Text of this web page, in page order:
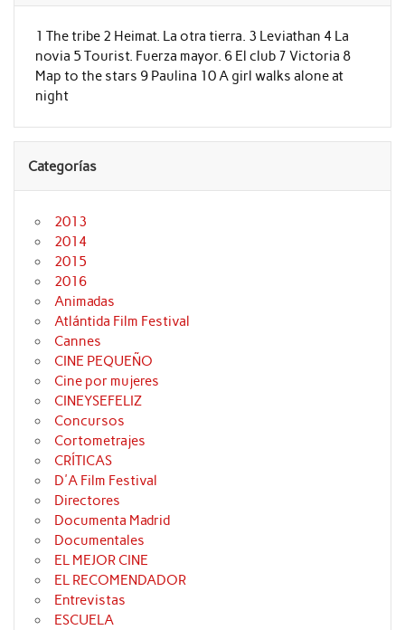
1 The tribe 2 Heimat. La otra tierra. 3 Leviathan 4 La
novia 5 Tourist. Fuerza mayor. 6 El club 7 Victoria 8
Map to the stars 9 Paulina 10 A girl walks alone at
night
Categorías
2013
2014
2015
2016
Animadas
Atlántida Film Festival
Cannes
CINE PEQUEÑO
Cine por mujeres
CINEYSEFELIZ
Concursos
Cortometrajes
CRÍTICAS
D'A Film Festival
Directores
Documenta Madrid
Documentales
EL MEJOR CINE
EL RECOMENDADOR
Entrevistas
ESCUELA